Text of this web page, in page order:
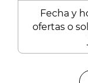
Fecha y
ofertas o